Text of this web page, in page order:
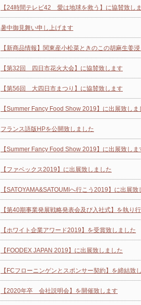
【24時間テレビ42 愛は地球を救う】に協賛致し
暑中御見舞い申し上げます
【新商品情報】関東産小松菜ときのこの胡麻生姜
【第32回 四日市花火大会】に協賛致します
【第56回 大四日市まつり】に協賛致します
【Summer Fancy Food Show 2019】に出展致しま
フランス語版HPを公開致しました
【Summer Fancy Food Show 2019】に出展致しま
【ファベックス2019】に出展致しました
【SATOYAMA&SATOUMIへ行こう2019】に出展致
【第40期事業発展戦略発表会及び入社式】を執り
【ホワイト企業アワード2019】を受賞致しました
【FOODEX JAPAN 2019】に出展致しました
【FCフローニンゲンとスポンサー契約】を締結致
【2020年卒 会社説明会】を開催致します